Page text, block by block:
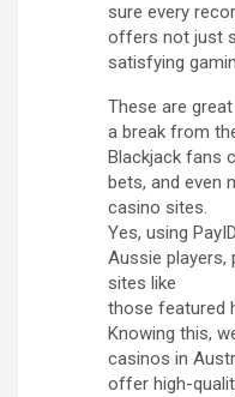
sure every
offers not just
satisfying
These are
a break from
Blackjack fans
bets, and even
casino sites.
Yes, using
Aussie players,
sites like
those featured
Knowing this,
casinos in
offer high-